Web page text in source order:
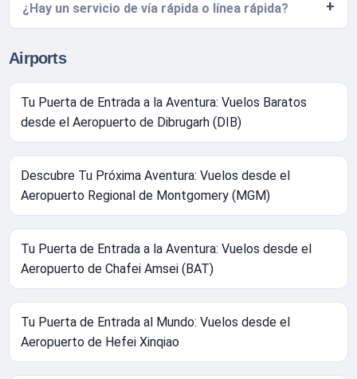
¿Hay un servicio de vía rápida o línea rápida?
Airports
Tu Puerta de Entrada a la Aventura: Vuelos Baratos
desde el Aeropuerto de Dibrugarh (DIB)
Descubre Tu Próxima Aventura: Vuelos desde el
Aeropuerto Regional de Montgomery (MGM)
Tu Puerta de Entrada a la Aventura: Vuelos desde el
Aeropuerto de Chafei Amsei (BAT)
Tu Puerta de Entrada al Mundo: Vuelos desde el
Aeropuerto de Hefei Xinqiao